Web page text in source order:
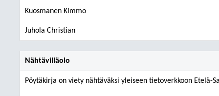
Kuosmanen Kimmo
Juhola Christian
Nähtävilläolo
Pöytäkirja on viety nähtäväksi yleiseen tietoverkkoon Etelä-